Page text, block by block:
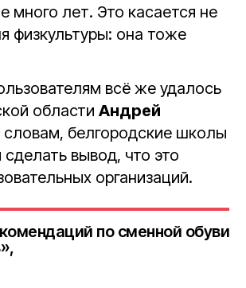
лет. Это касается не
физкультуры: она тоже
всё же удалось
области Андрей
словам, белгородские школы
вывод, что это
организаций.
по сменной обуви